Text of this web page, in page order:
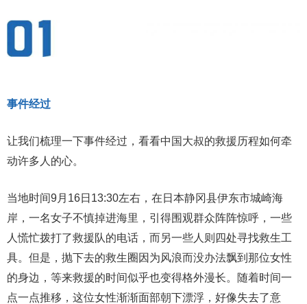
事件经过
让我们梳理一下事件经过，看看中国大叔的救援历程如何牵
动许多人的心。
当地时间9月16日13:30左右，在日本静冈县伊东市城崎海
岸，一名女子不慎掉进海里，引得围观群众阵阵惊呼，一些
人慌忙拨打了救援队的电话，而另一些人则四处寻找救生工
具。但是，抛下去的救生圈因为风浪而没办法飘到那位女性
的身边，等来救援的时间似乎也变得格外漫长。随着时间一
点一点推移，这位女性渐渐面部朝下漂浮，好像失去了意